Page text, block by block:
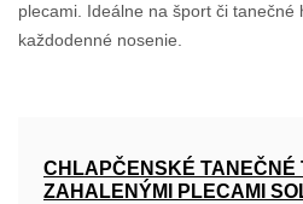
plecami. Ideálne na šport či tanečné
každodenné nosenie.
CHLAPČENSKÉ TANEČNÉ
ZAHALENÝMI PLECAMI